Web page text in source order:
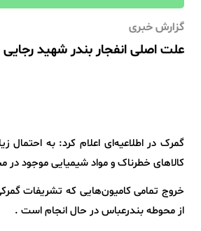
گزارش خبری
علت اصلی انفجار بندر شهید
گمرک در اطلاعیه‌ای اعلام کرد: به احتمال
کالاهای خطرناک و مواد شیمیایی موجود
خروج تمامی کامیون‌هایی که تشریفات
از محوطه بندرعباس در حال انجام است .